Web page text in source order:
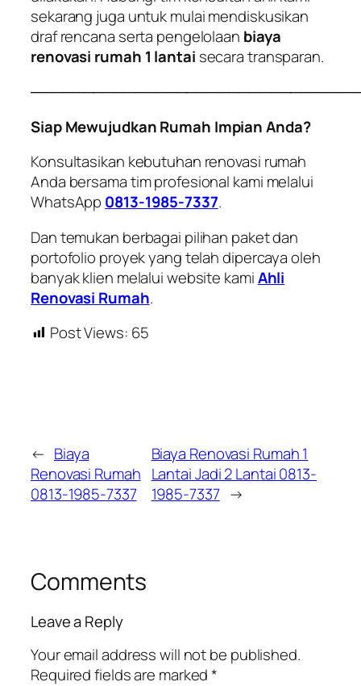
sekarang juga untuk mulai mendiskusikan
draf rencana serta pengelolaan biaya
renovasi rumah 1 lantai secara transparan.
Siap Mewujudkan Rumah Impian Anda?
Konsultasikan kebutuhan renovasi rumah
Anda bersama tim profesional kami melalui
WhatsApp 0813-1985-7337.
Dan temukan berbagai pilihan paket dan
portofolio proyek yang telah dipercaya oleh
banyak klien melalui website kamiAhli
Renovasi Rumah.
Post Views: 65
← Biaya
Renovasi Rumah
0813-1985-7337
Biaya Renovasi Rumah 1
Lantai Jadi 2 Lantai 0813-
1985-7337 →
Comments
Leave a Reply
Your email address will not be published.
Required fields are marked*